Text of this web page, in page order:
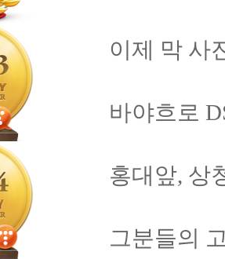
이제 막 사
바야흐로
홍대앞, 상
그분들의